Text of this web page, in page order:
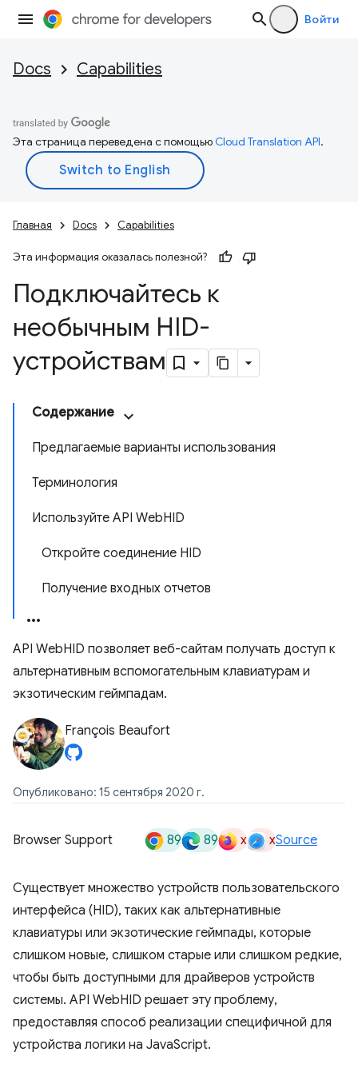
Войти
Docs Capabilities
Эта страница переведена с помощьюCloud Translation API.
Главная Docs Capabilities
Эта информация оказалась полезной?
Подключайтесь к
необычным HID-
устройствам
Содержание
Предлагаемые варианты использования
Терминология
Используйте API WebHID
Откройте соединение HID
Получение входных отчетов
API WebHID позволяет веб-сайтам получать доступ к
альтернативным вспомогательным клавиатурам и
экзотическим геймпадам.
François Beaufort
Опубликовано: 15 сентября 2020 г.
Browser Support 89 89 x xSource
Существует множество устройств пользовательского
интерфейса (HID), таких как альтернативные
клавиатуры или экзотические геймпады, которые
слишком новые, слишком старые или слишком редкие,
чтобы быть доступными для драйверов устройств
системы. API WebHID решает эту проблему,
предоставляя способ реализации специфичной для
устройства логики на JavaScript.